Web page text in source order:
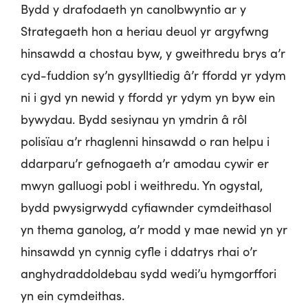
Bydd y drafodaeth yn canolbwyntio ar y
Strategaeth hon a heriau deuol yr argyfwng
hinsawdd a chostau byw, y gweithredu brys a’r
cyd-fuddion sy’n gysylltiedig â’r ffordd yr ydym
ni i gyd yn newid y ffordd yr ydym yn byw ein
bywydau. Bydd sesiynau yn ymdrin â rôl
polisïau a’r rhaglenni hinsawdd o ran helpu i
ddarparu’r gefnogaeth a’r amodau cywir er
mwyn galluogi pobl i weithredu. Yn ogystal,
bydd pwysigrwydd cyfiawnder cymdeithasol
yn thema ganolog, a’r modd y mae newid yn yr
hinsawdd yn cynnig cyfle i ddatrys rhai o’r
anghydraddoldebau sydd wedi’u hymgorffori
yn ein cymdeithas.